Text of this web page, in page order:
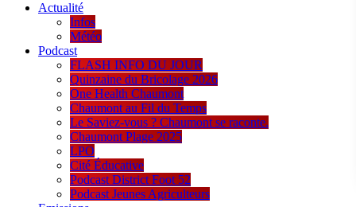
Actualité
Infos
Météo
Podcast
FLASH INFO DU JOUR
Quinzaine du Bricolage 2026
One Health Chaumont
Chaumont au Fil du Temps
Le Saviez-vous ? Chaumont se raconte.
Chaumont Plage 2025
LPO
Cité Éducative
Podcast District Foot 52
Podcast Jeunes Agriculteurs